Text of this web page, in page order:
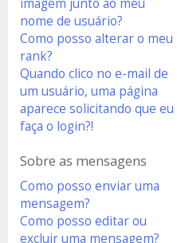
imagem junto ao meu
nome de usuário?
Como posso alterar o meu
rank?
Quando clico no e-mail de
um usuário, uma página
aparece solicitando que eu
faça o login?!
Sobre as mensagens
Como posso enviar uma
mensagem?
Como posso editar ou
excluir uma mensagem?